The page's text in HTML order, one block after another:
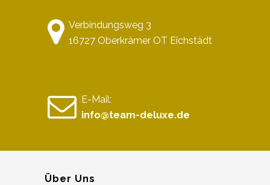
Verbindungsweg 3
16727 Oberkrämer OT Eichstädt
E-Mail:
info@team-deluxe.de
Über Uns